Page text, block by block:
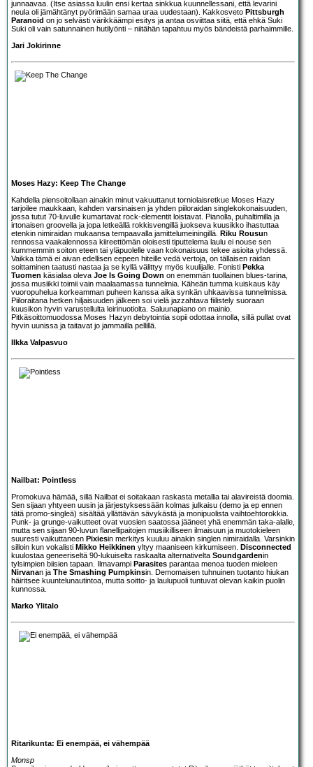
junnaavaa. (Itse asiassa luulin ensi kertaa sinkkua kuunnellessani, että levarini
neula oli jämähtänyt pyörimään samaa uraa uudestaan). Kakkosveto Pittsburgh
Paranoid on jo selvästi värikkäämpi esitys ja antaa osviittaa siitä, että ehkä Suki
Suki oli vain satunnainen hutilyönti – niitähän tapahtuu myös bändeistä parhaimmille.
Jari Jokirinne
Moses Hazy: Keep The Change
Kahdella piensoitollaan ainakin minut vakuuttanut torniolaisretkue Moses Hazy
tarjoilee maukkaan, kahden varsinaisen ja yhden piiloraidan singlekokonaisuuden,
jossa tutut 70-luvulle kumartavat rock-elementit loistavat. Pianolla, puhaltimilla ja
irtonaisen groovella ja jopa letkeällä rokkisvengillä juokseva kuusikko ihastuttaa
etenkin nimiraidan mukaansa tempaavalla jamittelumeiningillä. Riku Rousun
rennossa vaakalennossa kiireettömän oloisesti tiputtelema laulu ei nouse sen
kummemmin soiton eteen tai yläpuolelle vaan kokonaisuus tekee asioita yhdessä.
Vaikka tämä ei aivan edellisen eepeen hiteille vedä vertoja, on tällaisen raidan
soittaminen taatusti nastaa ja se kyllä välittyy myös kuulijalle. Fonisti Pekka
Tuomen käsialaa oleva Joe Is Going Down on enemmän tuollainen blues-tarina,
jossa musiikki toimii vain maalaamassa tunnelmia. Käheän tumma kuiskaus käy
vuoropuhelua korkeamman puheen kanssa aika synkän uhkaavissa tunnelmissa.
Piiloraitana hetken hiljaisuuden jälkeen soi vielä jazzahtava fiilistely suoraan
kuusikon hyvin varustellulta leirinuotiolta. Saluunapiano on mainio.
Pitkäsoittomuodossa Moses Hazyn debytointia sopii odottaa innolla, sillä pullat ovat
hyvin uunissa ja taitavat jo jammailla pellillä.
Ilkka Valpasvuo
Nailbat: Pointless
Promokuva hämää, sillä Nailbat ei soitakaan raskasta metallia tai alavireistä doomia.
Sen sijaan yhtyeen uusin ja järjestyksessään kolmas julkaisu (demo ja ep ennen
tätä promo-singleä) sisältää yllättävän sävykästä ja monipuolista vaihtoehtorokkia.
Punk- ja grunge-vaikutteet ovat vuosien saatossa jääneet yhä enemmän taka-alalle,
mutta sen sijaan 90-luvun flanellipaitojen musiikilliseen ilmaisuun ja muotokieleen
suuresti vaikuttaneen Pixiesin merkitys kuuluu ainakin singlen nimiraidalla. Varsinkin
silloin kun vokalisti Mikko Heikkinen yltyy maaniseen kirkumiseen. Disconnected
kuulostaa geneeriseltä 90-lukuiselta raskaalta alternativelta Soundgardenin
tylsimpien biisien tapaan. Ilmavampi Parasites parantaa menoa tuoden mieleen
Nirvanan ja The Smashing Pumpkinsin. Demomaisen tuhnuinen tuotanto hiukan
häiritsee kuuntelunautintoa, mutta soitto- ja laulupuoli tuntuvat olevan kaikin puolin
kunnossa.
Marko Ylitalo
Ritarikunta: Ei enempää, ei vähempää
Monsp